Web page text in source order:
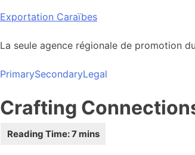
Skip
content
Exportation Caraïbes
La seule agence régionale de promotion
PrimarySecondaryLegal
Crafting